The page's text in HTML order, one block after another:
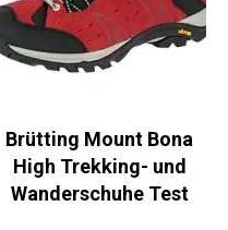
Brütting Mount Bona
High Trekking- und
Wanderschuhe Test